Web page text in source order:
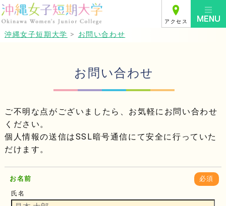
アクセス
沖縄女子短期大学 > お問い合わせ
お問い合わせ
ご不明な点がございましたら、お気軽にお問い合わせ
ください。
個人情報の送信はSSL暗号通信にて安全に行っていた
だけます。
お名前 必須
氏名